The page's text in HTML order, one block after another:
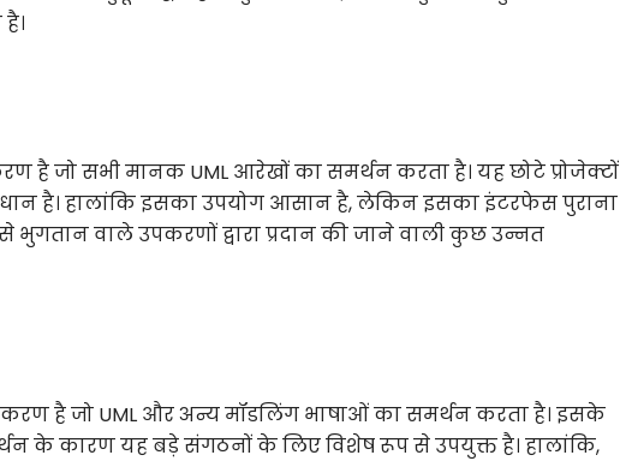
है जो सभी मानक UML आरेखों का समर्थन करता है। यह छोटे प्रोजेक्टों
है। हालांकि इसका उपयोग आसान है, लेकिन इसका इंटरफेस पुराना
वाले उपकरणों द्वारा प्रदान की जाने वाली कुछ उन्नत
है जो UML और अन्य मॉडलिंग भाषाओं का समर्थन करता है। इसके
के कारण यह बड़े संगठनों के लिए विशेष रूप से उपयुक्त है। हालांकि,